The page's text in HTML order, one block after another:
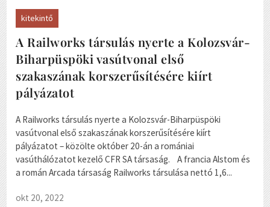
kitekintő
A Railworks társulás nyerte a Kolozsvár-
Biharpüspöki vasútvonal első
szakaszának korszerűsítésére kiírt
pályázatot
A Railworks társulás nyerte a Kolozsvár-Biharpüspöki
vasútvonal első szakaszának korszerűsítésére kiírt
pályázatot – közölte október 20-án a romániai
vasúthálózatot kezelő CFR SA társaság. A francia Alstom és
a román Arcada társaság Railworks társulása nettó 1,6...
okt 20, 2022